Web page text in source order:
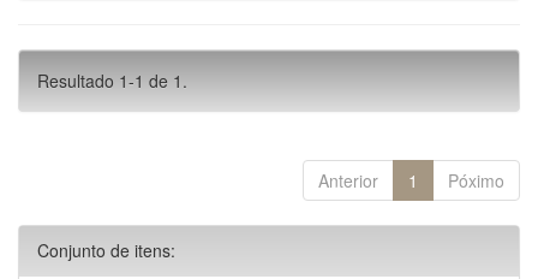
Resultado 1-1 de 1.
Anterior 1 Póximo
Conjunto de itens: